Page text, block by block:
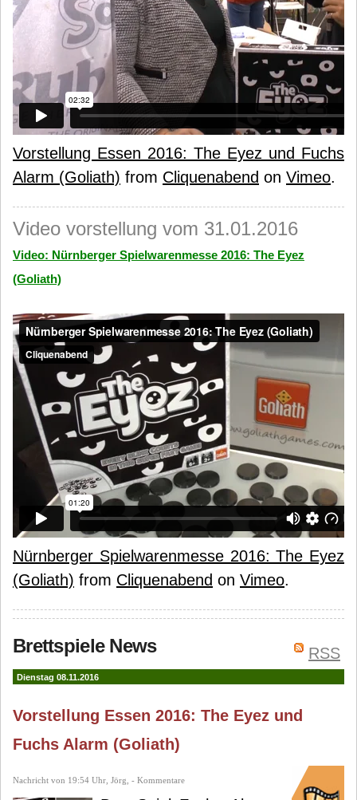
Vorstellung Essen 2016: The Eyez und Fuchs
Alarm (Goliath) from Cliquenabend on Vimeo.
Video vorstellung vom 31.01.2016
Video: Nürnberger Spielwarenmesse 2016: The Eyez
(Goliath)
Nürnberger Spielwarenmesse 2016: The Eyez
(Goliath) from Cliquenabend on Vimeo.
RSS
Brettspiele News
Dienstag 08.11.2016
Vorstellung Essen 2016: The Eyez und
Fuchs Alarm (Goliath)
Nachricht von 19:54 Uhr, Jörg, - Kommentare